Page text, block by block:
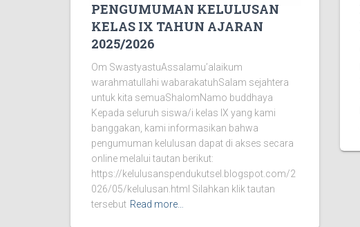
PENGUMUMAN KELULUSAN
KELAS IX TAHUN AJARAN
2025/2026
Om SwastyastuAssalamu’alaikum
warahmatullahi wabarakatuhSalam sejahtera
untuk kita semuaShalomNamo buddhaya
Kepada seluruh siswa/i kelas IX yang kami
banggakan, kami informasikan bahwa
pengumuman kelulusan dapat di akses secara
online melalui tautan berikut:
https://kelulusanspendukutsel.blogspot.com/2
026/05/kelulusan.html Silahkan klik tautan
tersebut Read more…